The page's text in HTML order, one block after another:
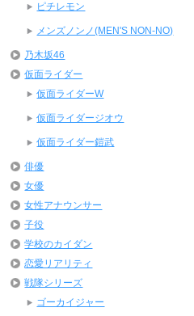
ピチレモン
メンズノンノ(MEN'S NON-NO)
乃木坂46
仮面ライダー
仮面ライダーW
仮面ライダージオウ
仮面ライダー鎧武
俳優
女優
女性アナウンサー
子役
学校のカイダン
恋愛リアリティ
戦隊シリーズ
ゴーカイジャー